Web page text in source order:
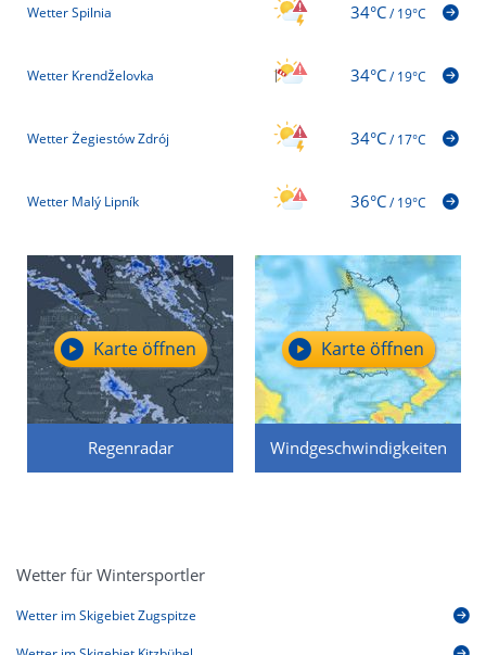
Wetter Spilnia 34°C/19°C
Wetter Krendželovka 34°C/19°C
Wetter Żegiestów Zdrój 34°C/17°C
Wetter Malý Lipník 36°C/19°C
Regenradar
Karte öffnen
Windgeschwindigkeiten
Karte öffnen
Wetter für Wintersportler
Wetter im Skigebiet Zugspitze